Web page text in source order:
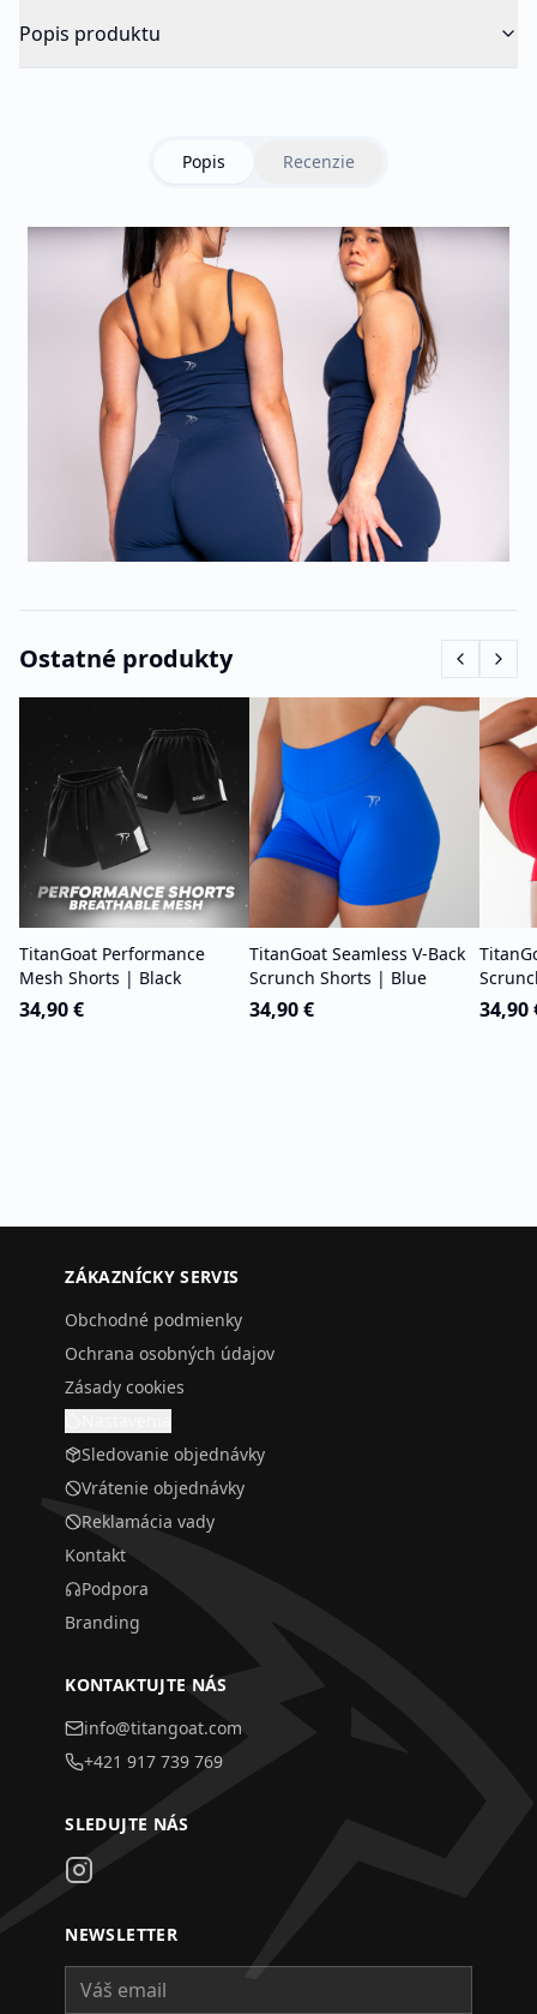
Popis produktu
Popis Recenzie
Ostatné produkty
TitanGoat Performance
Mesh Shorts | Black
34,90 €
TitanGoat Seamless V-Back
Scrunch Shorts | Blue
34,90 € 34,90
ZÁKAZNÍCKY SERVIS
Obchodné podmienky
Ochrana osobných údajov
Zásady cookies
Sledovanie objednávky
Vrátenie objednávky
Reklamácia vady
Kontakt
Podpora
Branding
KONTAKTUJTE NÁS
info@titangoat.com
+421 917 739 769
SLEDUJTE NÁS
NEWSLETTER